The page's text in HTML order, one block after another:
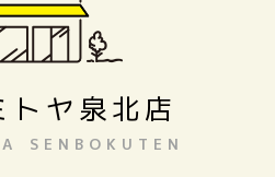
トヤ泉北店
SENBOKUTEN